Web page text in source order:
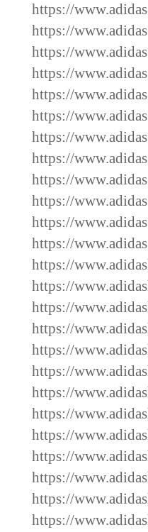
https://
https://
https://
https://
https://
https://
https://
https://
https://
https://
https://
https://
https://
https://
https://
https://
https://
https://
https://
https://
https://
https://
https://
https://
https://